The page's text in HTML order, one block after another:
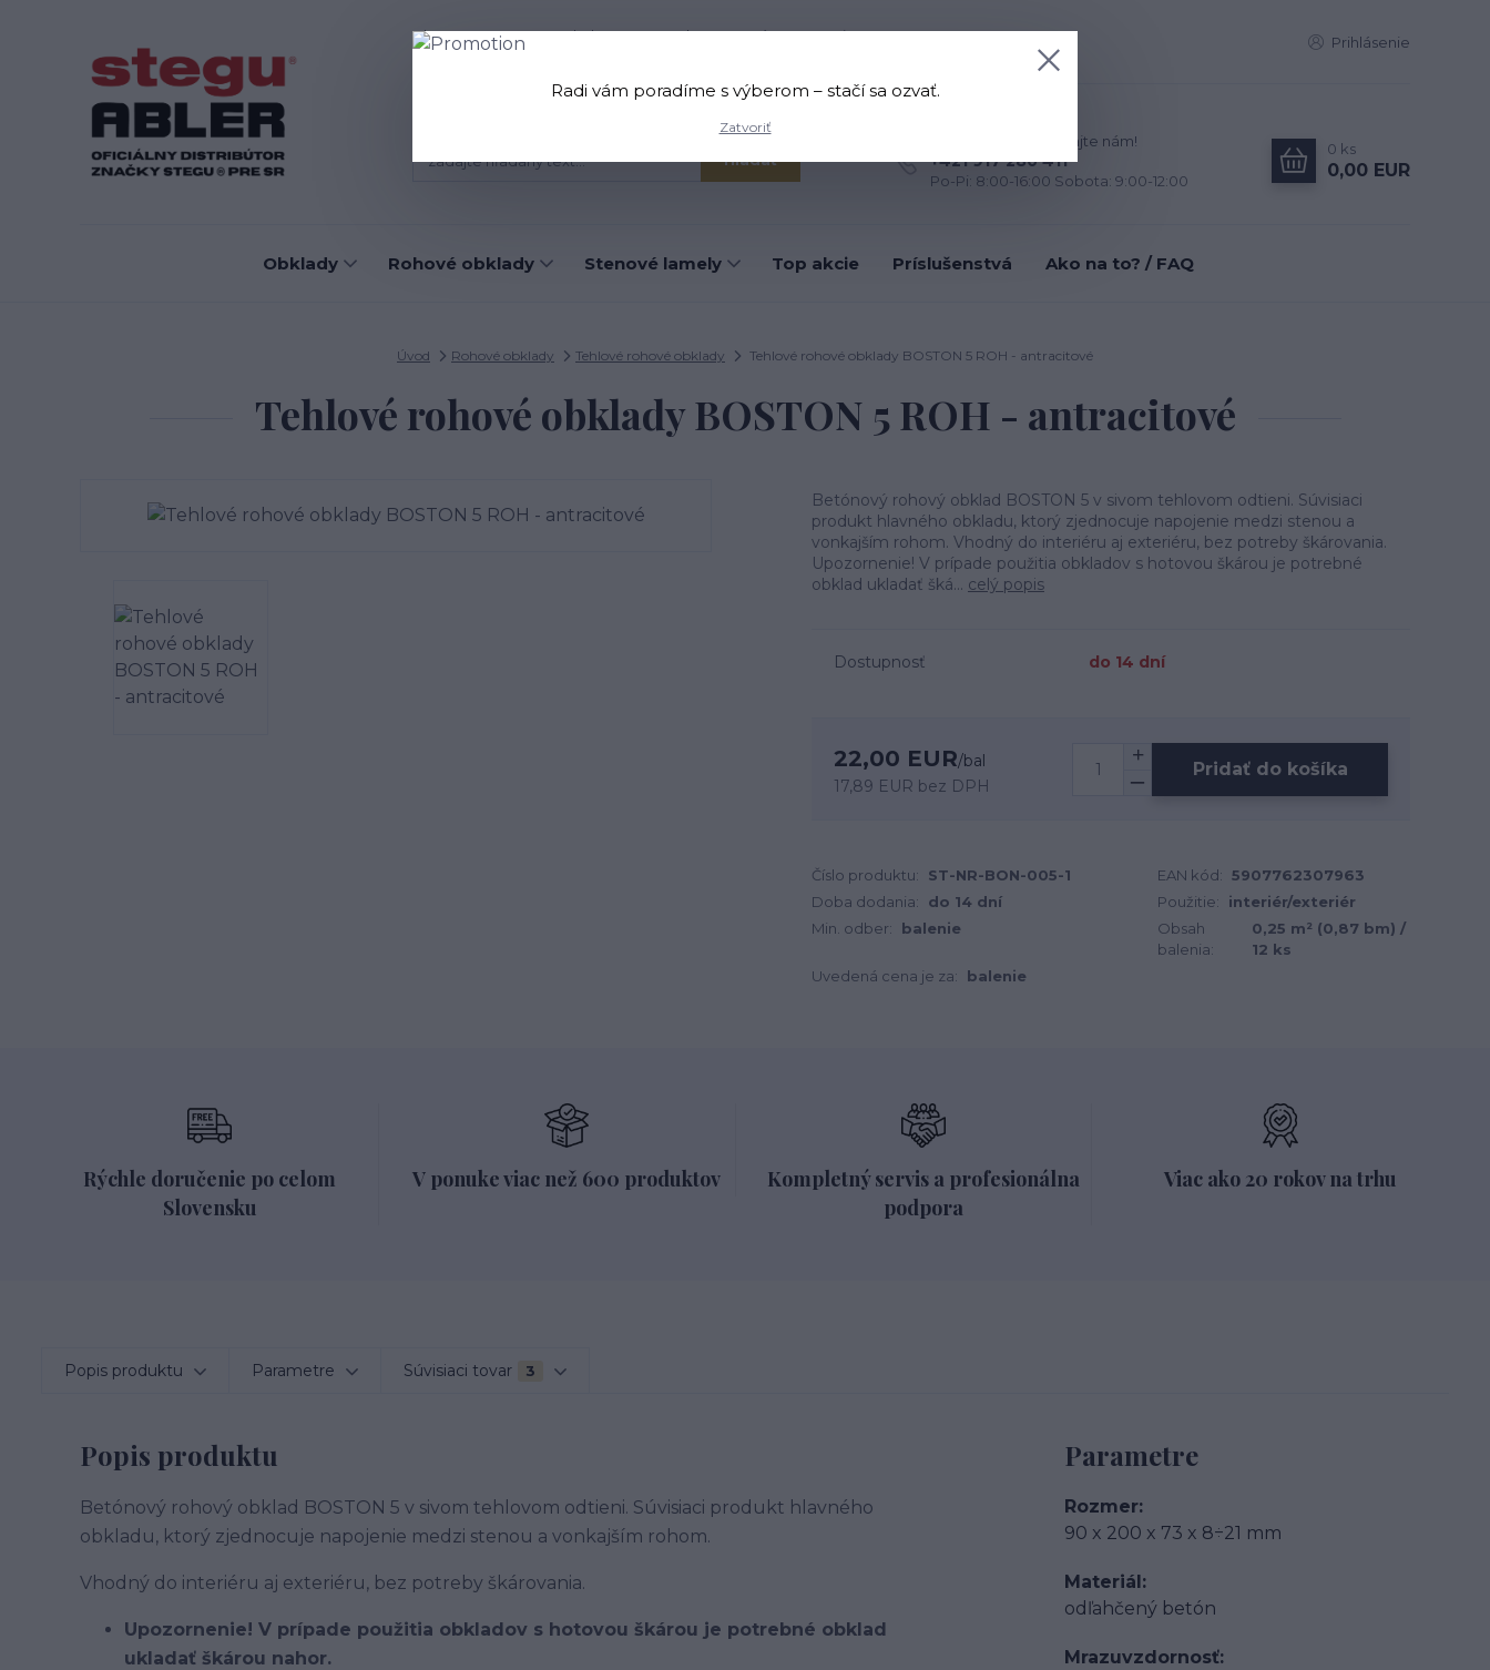
Blog Doprava a platba Kontakt O nás Viac Prihlásenie
Hľadať
Máte otázky? Zavolajte nám!
+421 917 280 411
Po-Pi: 8:00-16:00 Sobota: 9:00-12:00
0 ks
0,00 EUR
Obklady Rohové obklady Stenové lamely Top akcie Príslušenstvá Ako na to? / FAQ
Úvod Rohové obklady Tehlové rohové obklady Tehlové rohové obklady BOSTON 5 ROH - antracitové
Tehlové rohové obklady BOSTON 5 ROH - antracitové
Betónový rohový obklad BOSTON 5 v sivom tehlovom odtieni. Súvisiaci
produkt hlavného obkladu, ktorý zjednocuje napojenie medzi stenou a
vonkajším rohom. Vhodný do interiéru aj exteriéru, bez potreby škárovania.
Upozornenie! V prípade použitia obkladov s hotovou škárou je potrebné
obklad ukladať šká... celý popis
Dostupnosť do 14 dní
22,00 EUR/bal
17,89 EUR bez DPH
Pridať do košíka
Číslo produktu: ST-NR-BON-005-1 EAN kód: 5907762307963
Doba dodania:
do 14 dní Použitie:
interiér/exteriér
Min. odber:
balenie
Obsah
balenia:
0,25 m² (0,87 bm) /
12 ks
Uvedená cena je za:
balenie
Rýchle doručenie po celom
Slovensku
V ponuke viac než 600 produktov
Kompletný servis a profesionálna
podpora
Viac ako 20 rokov na trhu
Popis produktu Parametre Súvisiaci tovar 3
Popis produktu
Betónový rohový obklad BOSTON 5 v sivom tehlovom odtieni. Súvisiaci produkt hlavného
obkladu, ktorý zjednocuje napojenie medzi stenou a vonkajším rohom.
Vhodný do interiéru aj exteriéru, bez potreby škárovania.
Upozornenie! V prípade použitia obkladov s hotovou škárou je potrebné obklad
ukladať škárou nahor.
Parametre
Rozmer
90 x 200 x 73 x 8÷21 mm
Materiál
odľahčený betón
Mrazuvzdornosť
Radi vám poradíme s výberom – stačí sa ozvať.
Zatvoriť